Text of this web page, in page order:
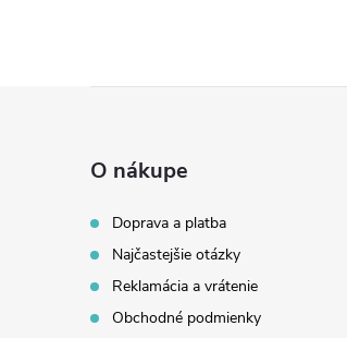
O nákupe
Doprava a platba
Najčastejšie otázky
Reklamácia a vrátenie
Obchodné podmienky